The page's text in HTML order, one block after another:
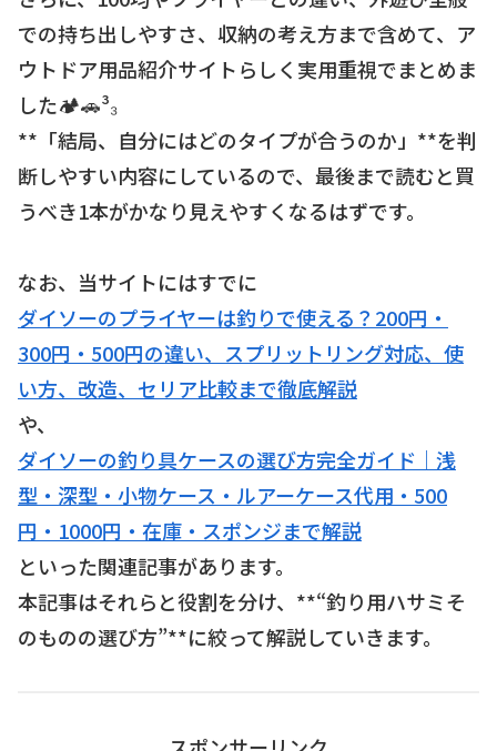
での持ち出しやすさ、収納の考え方まで含めて、ア
ウトドア用品紹介サイトらしく実用重視でまとめま
した🏕🚗³₃
**「結局、自分にはどのタイプが合うのか」**を判
断しやすい内容にしているので、最後まで読むと買
うべき1本がかなり見えやすくなるはずです。
なお、当サイトにはすでに
ダイソーのプライヤーは釣りで使える？200円・
300円・500円の違い、スプリットリング対応、使
い方、改造、セリア比較まで徹底解説
や、
ダイソーの釣り具ケースの選び方完全ガイド｜浅
型・深型・小物ケース・ルアーケース代用・500
円・1000円・在庫・スポンジまで解説
といった関連記事があります。
本記事はそれらと役割を分け、**“釣り用ハサミそ
のものの選び方”**に絞って解説していきます。